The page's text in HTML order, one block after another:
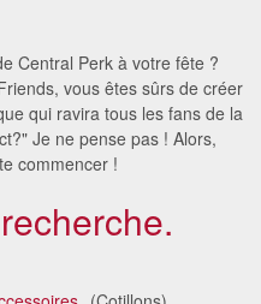
Central Perk à votre fête ?
vous êtes sûrs de créer
qui ravira tous les fans de la
Je ne pense pas ! Alors,
commencer !